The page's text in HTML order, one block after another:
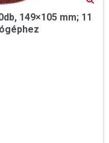
149×105 mm; 11